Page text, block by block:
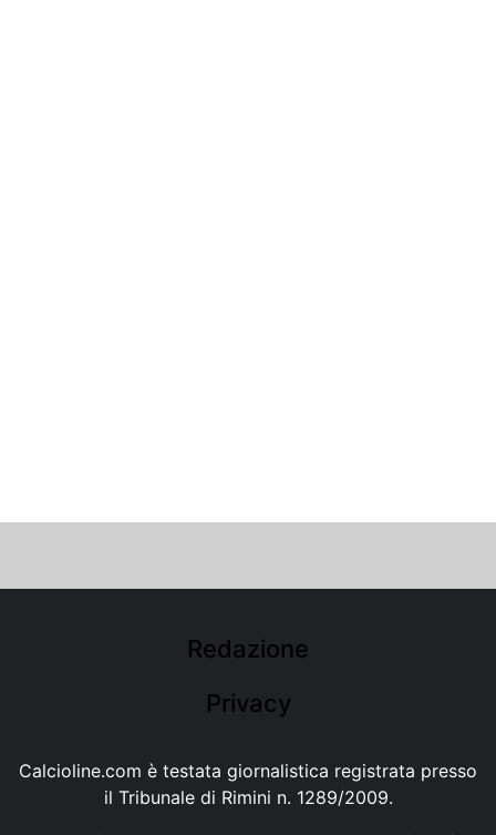
Redazione
Privacy
Calcioline.com è testata giornalistica registrata presso
il Tribunale di Rimini n. 1289/2009.